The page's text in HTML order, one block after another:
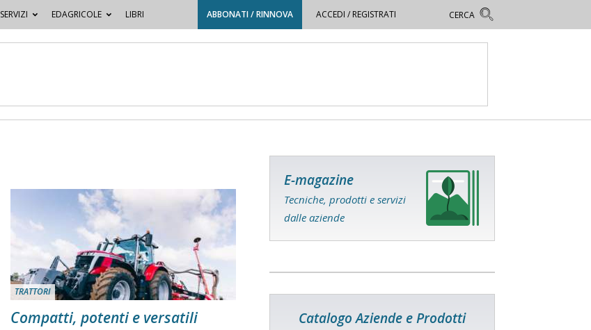
SERVIZI EDAGRICOLE LIBRI ABBONATI / RINNOVA ACCEDI / REGISTRATI
TRATTORI
Compatti, potenti e versatili
E-magazine
Tecniche, prodotti e servizi
dalle aziende
Catalogo Aziende e Prodotti